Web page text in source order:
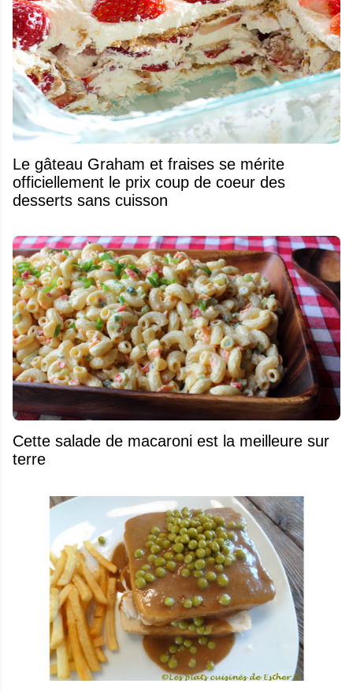
Le gâteau Graham et fraises se mérite
officiellement le prix coup de coeur des
desserts sans cuisson
Cette salade de macaroni est la meilleure sur
terre